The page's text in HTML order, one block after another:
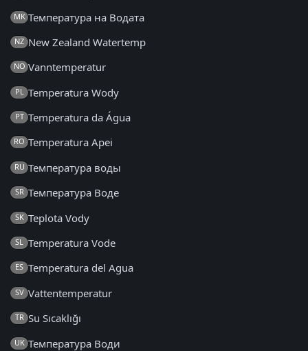
MK Температура на Водата
NZ New Zealand Watertemp
NO Vanntemperatur
PL Temperatura Wody
PT Temperatura da Água
RO Temperatura Apei
RU Температура воды
SR Температура Воде
SK Teplota Vody
SL Temperatura Vode
ES Temperatura del Agua
SV Vattentemperatur
TR Su Sıcaklığı
UK Температура Води